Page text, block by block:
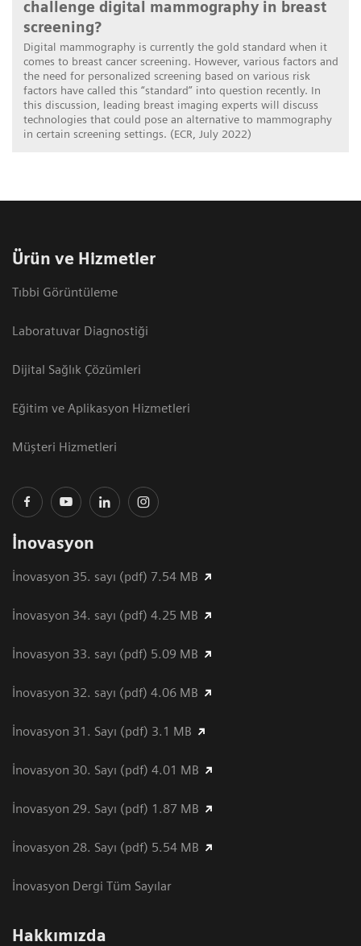
challenge digital mammography in breast
screening?
Digital mammography is currently the gold standard when it
comes to breast cancer screening. However, various factors and
the need for personalized screening based on various risk
factors have called this “standard” into question recently. In
this discussion, leading breast imaging experts will discuss
technologies that could pose an alternative to mammography
in certain screening settings. (ECR, July 2022)
Ürün ve Hizmetler
Tıbbi Görüntüleme
Laboratuvar Diagnostiği
Dijital Sağlık Çözümleri
Eğitim ve Aplikasyon Hizmetleri
Müşteri Hizmetleri
İnovasyon
İnovasyon 35. sayı (pdf) 7.54 MB
İnovasyon 34. sayı (pdf) 4.25 MB
İnovasyon 33. sayı (pdf) 5.09 MB
İnovasyon 32. sayı (pdf) 4.06 MB
İnovasyon 31. Sayı (pdf) 3.1 MB
İnovasyon 30. Sayı (pdf) 4.01 MB
İnovasyon 29. Sayı (pdf) 1.87 MB
İnovasyon 28. Sayı (pdf) 5.54 MB
İnovasyon Dergi Tüm Sayılar
Hakkımızda